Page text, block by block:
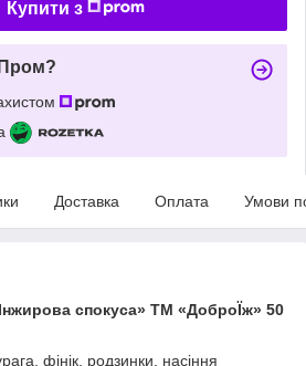
Купити з
Доставка Оплата Умови
спокуса» ТМ «ДоброЇж» 50
фінік, родзинки, насіння